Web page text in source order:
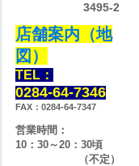
3495-2
店舗案内（地
図）
TEL：
0284-64-7346
FAX：0284-64-7347
営業時間：
10：30～20：30頃
（不定）